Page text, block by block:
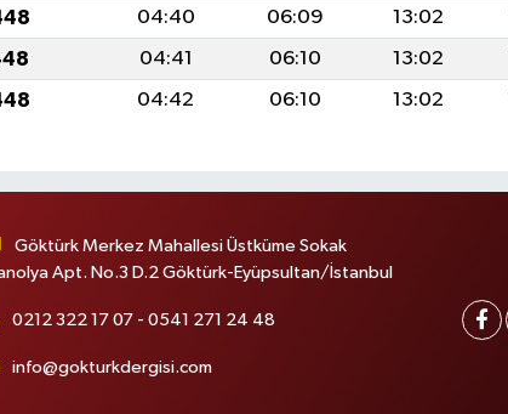
04:40 06:09 13:02
04:41 06:10 13:02
04:42 06:10 13:02
Göktürk Merkez Mahallesi Üstküme Sokak
Apt. No.3 D.2 Göktürk-Eyüpsultan/İstanbul
0212 322 17 07 - 0541 271 24 48
info@gokturkdergisi.com